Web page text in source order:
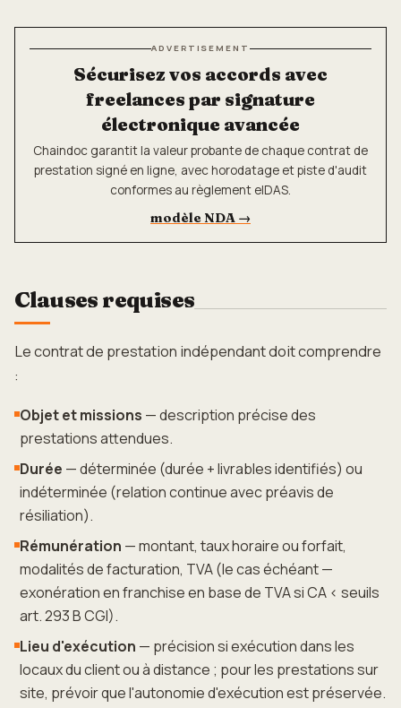
ADVERTISEMENT
Sécurisez vos accords avec
freelances par signature
électronique avancée
Chaindoc garantit la valeur probante de chaque contrat de
prestation signé en ligne, avec horodatage et piste d'audit
conformes au règlement eIDAS.
modèle NDA →
Clauses requises
Le contrat de prestation indépendant doit comprendre
:
Objet et missions — description précise des
prestations attendues.
Durée — déterminée (durée + livrables identifiés) ou
indéterminée (relation continue avec préavis de
résiliation).
Rémunération — montant, taux horaire ou forfait,
modalités de facturation, TVA (le cas échéant —
exonération en franchise en base de TVA si CA < seuils
art. 293 B CGI).
Lieu d'exécution — précision si exécution dans les
locaux du client ou à distance ; pour les prestations sur
site, prévoir que l'autonomie d'exécution est préservée.